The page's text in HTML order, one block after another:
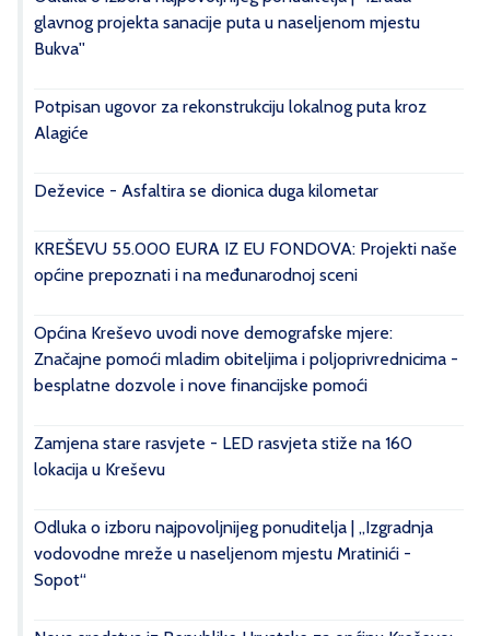
glavnog projekta sanacije puta u naseljenom mjestu
Bukva''
Potpisan ugovor za rekonstrukciju lokalnog puta kroz
Alagiće
Deževice - Asfaltira se dionica duga kilometar
KREŠEVU 55.000 EURA IZ EU FONDOVA: Projekti naše
općine prepoznati i na međunarodnoj sceni
Općina Kreševo uvodi nove demografske mjere:
Značajne pomoći mladim obiteljima i poljoprivrednicima -
besplatne dozvole i nove financijske pomoći
Zamjena stare rasvjete - LED rasvjeta stiže na 160
lokacija u Kreševu
Odluka o izboru najpovoljnijeg ponuditelja | „Izgradnja
vodovodne mreže u naseljenom mjestu Mratinići -
Sopot“